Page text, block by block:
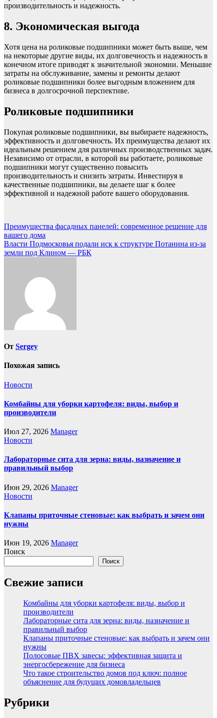
производительность и надежность.
8. Экономическая выгода
Хотя цена на роликовые подшипники может быть выше, чем
на некоторые другие виды, их долговечность и надежность в
конечном итоге приводят к значительной экономии. Меньшие
затраты на обслуживание, замены и ремонты делают
роликовые подшипники более выгодным вложением для
бизнеса в долгосрочной перспективе.
Роликовые подшипники
Покупая роликовые подшипники, вы выбираете надежность,
эффективность и долговечность. Их преимущества делают их
идеальным решением для различных производственных задач.
Независимо от отрасли, в которой вы работаете, роликовые
подшипники могут существенно повысить
производительность и снизить затраты. Инвестируя в
качественные подшипники, вы делаете шаг к более
эффективной и надежной работе вашего оборудования.
Навигация
по
записям
Преимущества фасадных панелей: современное решение для
вашего дома
Власти Подмосковья подали иск к структуре Потанина из-за
земли под Клином — РБК
От Sergey
Похожая запись
Новости
Комбайны для уборки картофеля: виды, выбор и
производители
Июл 27, 2026 Manager
Новости
Лабораторные сита для зерна: виды, назначение и
правильный выбор
Июн 29, 2026 Manager
Новости
Клапаны приточные стеновые: как выбрать и зачем они
нужны
Июн 19, 2026 Manager
Поиск
Поиск
Свежие записи
Комбайны для уборки картофеля: виды, выбор и
производители
Лабораторные сита для зерна: виды, назначение и
правильный выбор
Клапаны приточные стеновые: как выбрать и зачем они
нужны
Полосовые ПВХ завесы: эффективная защита и
энергосбережение для бизнеса
Что такое строительство домов под ключ: полное
объяснение для будущих домовладельцев
Рубрики